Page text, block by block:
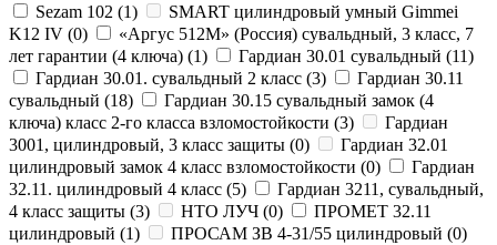
Sezam 102 (1)
SMART цилиндровый умный Gimmei
K12 IV (0)
«Аргус 512М» (Россия) сувальдный, 3 класс, 7
лет гарантии (4 ключа) (1) Гардиан 30.01 сувальдный (11)
Гардиан 30.01. сувальдный 2 класс (3)
Гардиан 30.11
сувальдный (18)
Гардиан 30.15 сувальдный замок (4
ключа) класс 2-го класса взломостойкости (3)
Гардиан
3001, цилиндровый, 3 класс защиты (0)
Гардиан 32.01
цилиндровый замок 4 класс взломостойкости (0)
Гардиан
32.11. цилиндровый 4 класс (5)
Гардиан 3211, сувальдный,
4 класс защиты (3) НТО ЛУЧ (0)
ПРОМЕТ 32.11
цилиндровый (1) ПРОСАМ ЗВ 4-31/55 цилиндровый (0)